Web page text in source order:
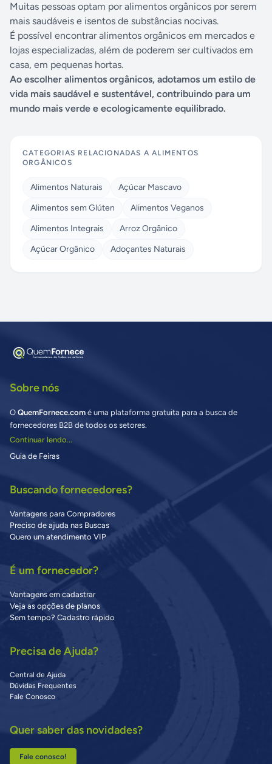
Muitas pessoas optam por alimentos orgânicos por serem
mais saudáveis e isentos de substâncias nocivas.
É possível encontrar alimentos orgânicos em mercados e
lojas especializadas, além de poderem ser cultivados em
casa, em pequenas hortas.
Ao escolher alimentos orgânicos, adotamos um estilo de
vida mais saudável e sustentável, contribuindo para um
mundo mais verde e ecologicamente equilibrado.
CATEGORIAS RELACIONADAS AALIMENTOS
ORGÂNICOS
Alimentos Naturais
Açúcar Mascavo
Alimentos sem Glúten
Alimentos Veganos
Alimentos Integrais
Arroz Orgânico
Açúcar Orgânico
Adoçantes Naturais
Sobre nós
O QuemFornece.com é uma plataforma gratuita para a busca de
fornecedores B2B de todos os setores.
Continuar lendo...
Guia de Feiras
Buscando fornecedores?
Vantagens para Compradores
Preciso de ajuda nas Buscas
Quero um atendimento VIP
É um fornecedor?
Vantagens em cadastrar
Veja as opções de planos
Sem tempo? Cadastro rápido
Precisa de Ajuda?
Central de Ajuda
Dúvidas Frequentes
Fale Conosco
Quer saber das novidades?
Fale conosco!